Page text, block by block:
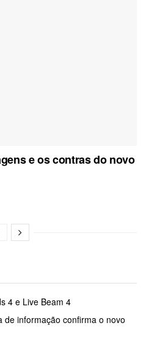
e os contras do novo
4 e Live Beam 4
de informação confirma o novo